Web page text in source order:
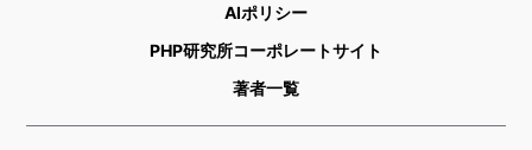
AIポリシー
PHP研究所コーポレートサイト
著者一覧